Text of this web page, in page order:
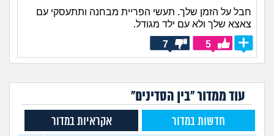
חבל על הזמן שלך. תעשי הפריית מבחנה ותתעסקי עם
צאצא שלך ולא עם ילד מגודל.
5
7
עוד ממדור "בין הסדינים"
חדשות במדור אקראיות במדור